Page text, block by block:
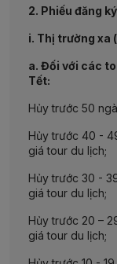
2. Phiếu đăng
i. Thị trường xa
a. Đối với các
Tết:
Hủy trước 50
Hủy trước 40 -
giá tour du lịch;
Hủy trước 30 -
giá tour du lịch;
Hủy trước 20 –
giá tour du lịch;